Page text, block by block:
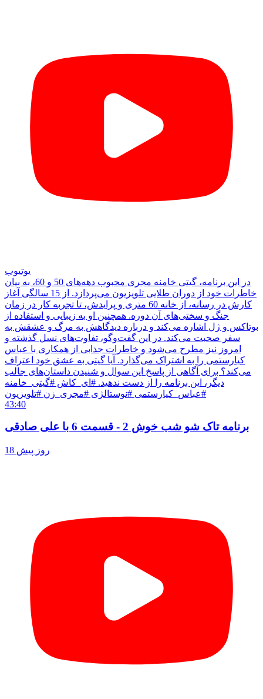
یوتیوب
در این برنامه، گیتی خامنه مجری محبوب دهه‌های 50 و 60، به بیان
خاطرات خود از دوران طلایی تلویزیون می‌پردازد. از 15 سالگی آغاز
کارش در رسانه، از خانه 60 متری و پرایدش، تا تجربه کار در زمان
جنگ و سختی‌های آن دوره. همچنین او به زیبایی و استفاده از
بوتاکس و ژل اشاره می‌کند و درباره دیدگاهش به مرگ و عشقش به
سفر صحبت می‌کند. در این گفت‌وگو، تفاوت‌های نسل گذشته و
امروز نیز مطرح می‌شود و خاطرات جذابی از همکاری با عباس
کیارستمی را به اشتراک می‌گذارد. آیا گیتی به عشق خود اعتراف
می‌کند؟ برای آگاهی از پاسخ این سوال و شنیدن داستان‌های جالب
دیگر، این برنامه را از دست ندهید. #ای_کاش #گیتی_خامنه
#عباس_کیارستمی #نوستالژی #مجری_زن #تلویزیون
43:40
برنامه تاک شو شب خوش 2 - قسمت 6 با علی صادقی
18 روز پیش